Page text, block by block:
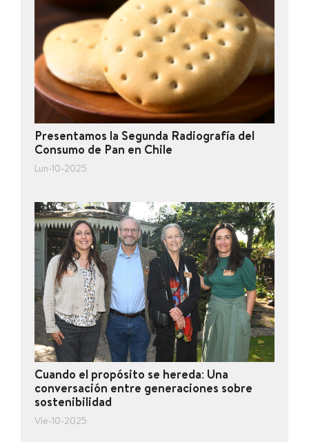
Presentamos la Segunda Radiografía del
Consumo de Pan en Chile
Lun-10-2025
Cuando el propósito se hereda: Una
conversación entre generaciones sobre
sostenibilidad
Vie-10-2025